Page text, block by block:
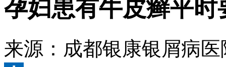
孕妇患有牛皮癣平时
来源：成都银康银屑病医